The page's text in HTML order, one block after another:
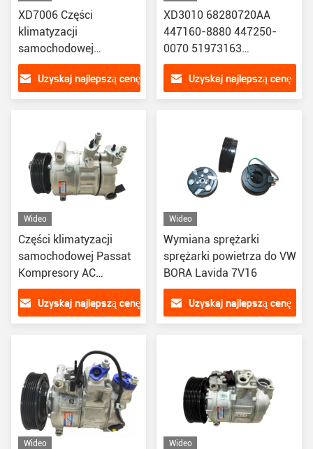
XD7006 Części
klimatyzacji
samochodowej
sprężarka ac do
samochodu Buick
Lacrosse 2.4 Chevrolet
Uzyskaj najlepszą cenę
XD3010 68280720AA
447160-8880 447250-
0070 51973163
Kompresor akustyczny
klimatyzacji
automatycznej dla Dodge
Uzyskaj najlepszą cenę
Wideo
Części klimatyzacji
samochodowej Passat
Kompresory AC
samochodowe 8680P
105423 1K0820803G
Uzyskaj najlepszą cenę
Wideo
Wymiana sprężarki
sprężarki powietrza do VW
BORA Lavida 7V16
Uzyskaj najlepszą cenę
Wideo Wideo